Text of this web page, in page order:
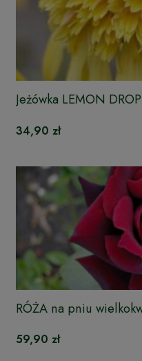
Jeżówka LEMON DROP
34,90 zł
RÓŻA na pniu
59,90 zł